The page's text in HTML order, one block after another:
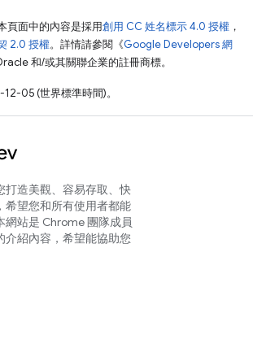
頁面中的內容是採用創用 CC 姓名標示 4.0 授權 ，
2.0 授權。詳情請參閱《Google Developers 網
和/或其關聯企業的註冊商標。
05 (世界標準時間)。
打造美觀、容易存取、快
希望您和所有使用者都能
網站是 Chrome 團隊成員
介紹內容，希望能協助您